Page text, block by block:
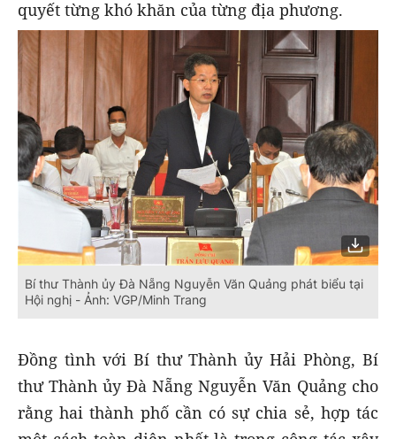
quyết từng khó khăn của từng địa phương.
Bí thư Thành ủy Đà Nẵng Nguyễn Văn Quảng phát biểu tại
Hội nghị - Ảnh: VGP/Minh Trang
Đồng tình với Bí thư Thành ủy Hải Phòng, Bí
thư Thành ủy Đà Nẵng Nguyễn Văn Quảng cho
rằng hai thành phố cần có sự chia sẻ, hợp tác